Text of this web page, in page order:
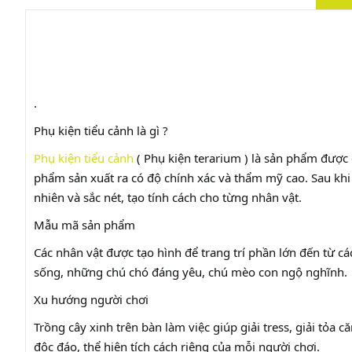
.
Phụ kiện tiểu cảnh là gì ?
Phụ kiện tiểu cảnh ( Phụ kiện terarium ) là sản phẩm
phẩm sản xuất ra có độ chính xác và thẩm mỹ cao. Sau
nhiên và sắc nét, tạo tính cách cho từng nhân vật.
Mẫu mã sản phẩm
Các nhân vật được tạo hình để trang trí phần lớn đến từ
sống, những chú chó đáng yêu, chú mèo con ngộ nghĩnh.
Xu hướng người chơi
Trồng cây xinh trên bàn làm việc giúp giải tress, giải tỏa
độc đáo, thể hiện tích cách riêng của mỗi người chơi.